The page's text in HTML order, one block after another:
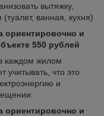
вытяжку,
ванная, кухня)
ориентировочно и
550 рублей
каждом жилом
учитывать, что это
и
ориентировочно и